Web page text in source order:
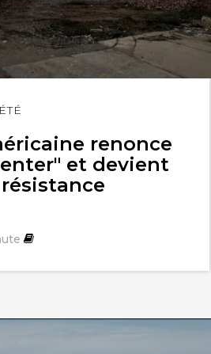
renonce
et devient